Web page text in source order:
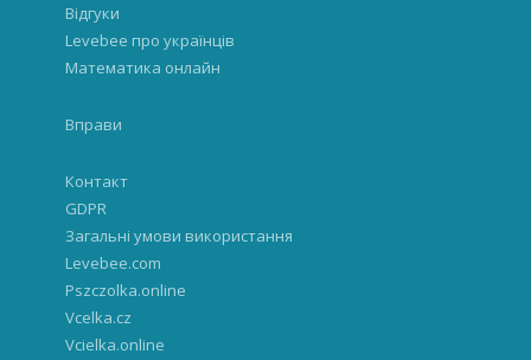
Відгуки
Levebee про українців
Математика онлайн
Вправи
Контакт
GDPR
Загальні умови використання
Levebee.com
Pszczolka.online
Vcelka.cz
Vcielka.online